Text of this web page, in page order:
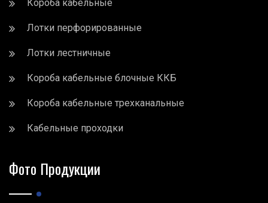
Короба кабельные
Лотки перфорированные
Лотки лестничные
Короба кабельные блочные ККБ
Короба кабельные трехканальные
Кабельные проходки
Фото Продукции